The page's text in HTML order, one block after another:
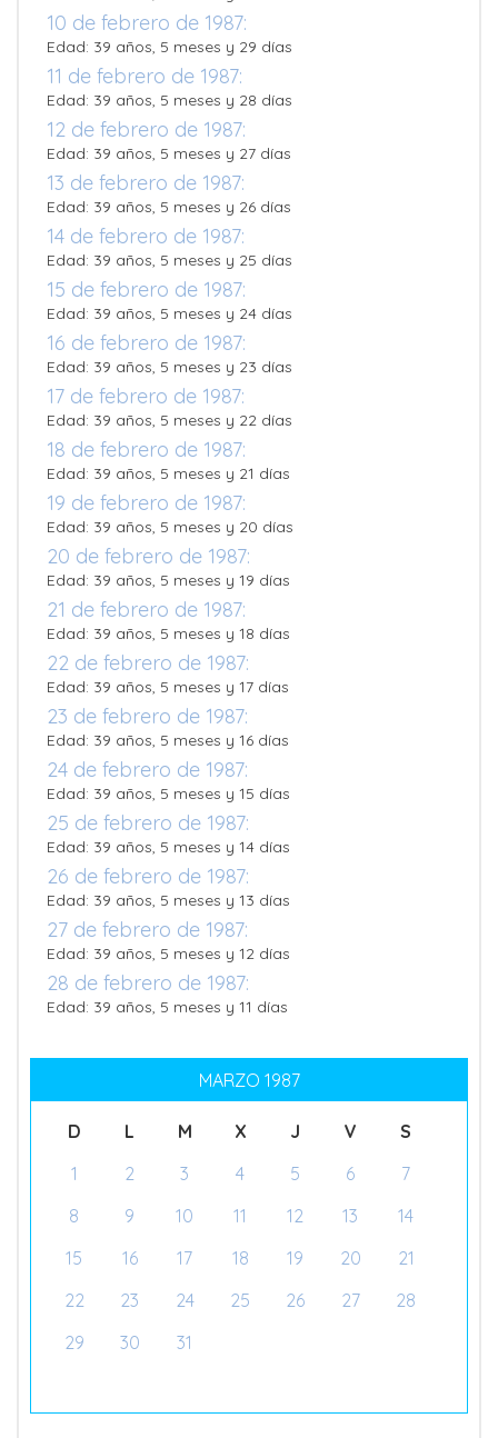
10 de febrero de 1987:
Edad: 39 años, 5 meses y 29 días
11 de febrero de 1987:
Edad: 39 años, 5 meses y 28 días
12 de febrero de 1987:
Edad: 39 años, 5 meses y 27 días
13 de febrero de 1987:
Edad: 39 años, 5 meses y 26 días
14 de febrero de 1987:
Edad: 39 años, 5 meses y 25 días
15 de febrero de 1987:
Edad: 39 años, 5 meses y 24 días
16 de febrero de 1987:
Edad: 39 años, 5 meses y 23 días
17 de febrero de 1987:
Edad: 39 años, 5 meses y 22 días
18 de febrero de 1987:
Edad: 39 años, 5 meses y 21 días
19 de febrero de 1987:
Edad: 39 años, 5 meses y 20 días
20 de febrero de 1987:
Edad: 39 años, 5 meses y 19 días
21 de febrero de 1987:
Edad: 39 años, 5 meses y 18 días
22 de febrero de 1987:
Edad: 39 años, 5 meses y 17 días
23 de febrero de 1987:
Edad: 39 años, 5 meses y 16 días
24 de febrero de 1987:
Edad: 39 años, 5 meses y 15 días
25 de febrero de 1987:
Edad: 39 años, 5 meses y 14 días
26 de febrero de 1987:
Edad: 39 años, 5 meses y 13 días
27 de febrero de 1987:
Edad: 39 años, 5 meses y 12 días
28 de febrero de 1987:
Edad: 39 años, 5 meses y 11 días
MARZO 1987
D L M X J V
S
1
2 3 4 5 6
7
8
9 10 11 12 13
14
15
16 17 18 19 20
21
22
23 24 25 26 27
28
29
30 31